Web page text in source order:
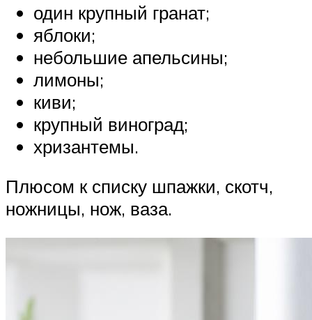
один крупный гранат;
яблоки;
небольшие апельсины;
лимоны;
киви;
крупный виноград;
хризантемы.
Плюсом к списку шпажки, скотч,
ножницы, нож, ваза.